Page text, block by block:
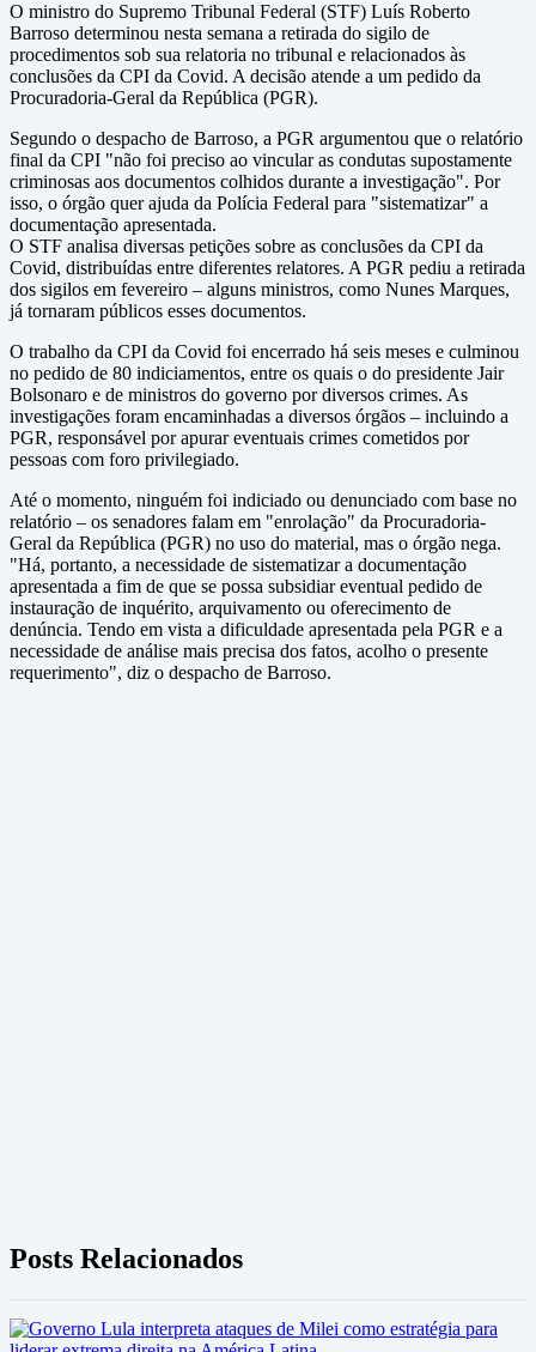
O ministro do Supremo Tribunal Federal (STF) Luís Roberto
Barroso determinou nesta semana a retirada do sigilo de
procedimentos sob sua relatoria no tribunal e relacionados às
conclusões da CPI da Covid. A decisão atende a um pedido da
Procuradoria-Geral da República (PGR).
Segundo o despacho de Barroso, a PGR argumentou que o relatório
final da CPI "não foi preciso ao vincular as condutas supostamente
criminosas aos documentos colhidos durante a investigação". Por
isso, o órgão quer ajuda da Polícia Federal para "sistematizar" a
documentação apresentada.
O STF analisa diversas petições sobre as conclusões da CPI da
Covid, distribuídas entre diferentes relatores. A PGR pediu a retirada
dos sigilos em fevereiro – alguns ministros, como Nunes Marques,
já tornaram públicos esses documentos.
O trabalho da CPI da Covid foi encerrado há seis meses e culminou
no pedido de 80 indiciamentos, entre os quais o do presidente Jair
Bolsonaro e de ministros do governo por diversos crimes. As
investigações foram encaminhadas a diversos órgãos – incluindo a
PGR, responsável por apurar eventuais crimes cometidos por
pessoas com foro privilegiado.
Até o momento, ninguém foi indiciado ou denunciado com base no
relatório – os senadores falam em "enrolação" da Procuradoria-
Geral da República (PGR) no uso do material, mas o órgão nega.
"Há, portanto, a necessidade de sistematizar a documentação
apresentada a fim de que se possa subsidiar eventual pedido de
instauração de inquérito, arquivamento ou oferecimento de
denúncia. Tendo em vista a dificuldade apresentada pela PGR e a
necessidade de análise mais precisa dos fatos, acolho o presente
requerimento", diz o despacho de Barroso.
Posts Relacionados